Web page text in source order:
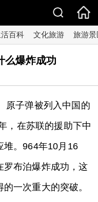
百科 文化旅游 旅游景
么爆炸成功
原子弹被列入中国的
，在苏联的援助下中
堆。964年10月16
罗布泊爆炸成功，这
一次重大的突破。